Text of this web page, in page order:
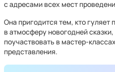
с адресами всех мест
Она пригодится тем, кто гуляет
в атмосферу новогодней
поучаствовать в мастер-
представления.